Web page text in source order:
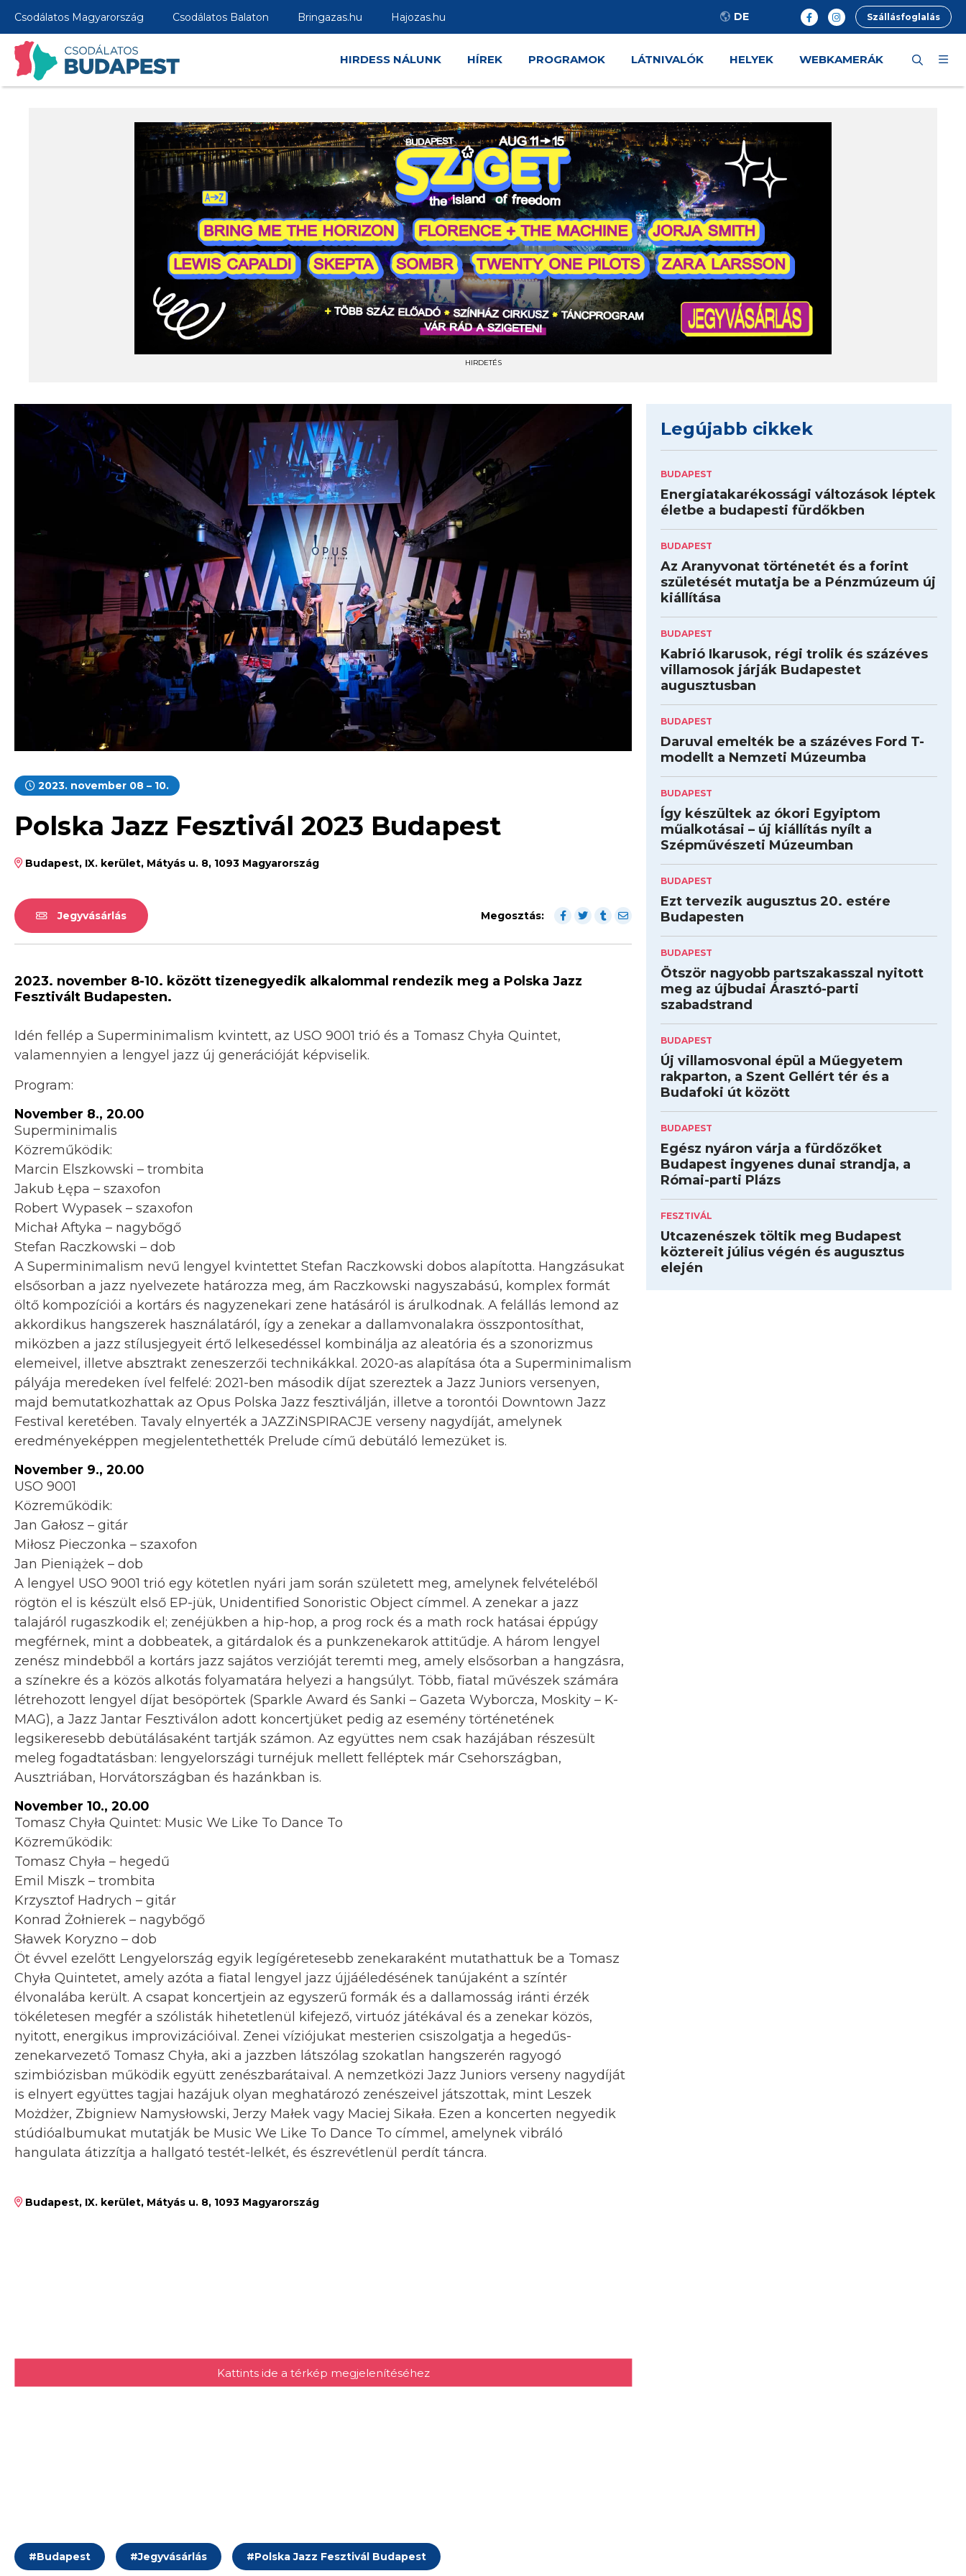
Csodálatos Magyarország Csodálatos Balaton Bringazas.hu Hajozas.hu DE Szállásfoglalás
HIRDESS NÁLUNK HÍREK PROGRAMOK LÁTNIVALÓK HELYEK WEBKAMERÁK
HIRDETÉS
2023. november 08 – 10.
Polska Jazz Fesztivál 2023 Budapest
Budapest, IX. kerület, Mátyás u. 8, 1093 Magyarország
Jegyvásárlás Megosztás:
2023. november 8-10. között tizenegyedik alkalommal rendezik meg a Polska Jazz
Fesztivált Budapesten.
Idén fellép a Superminimalism kvintett, az USO 9001 trió és a Tomasz Chyła Quintet,
valamennyien a lengyel jazz új generációját képviselik.
Program:
November 8., 20.00
Superminimalis
Közreműködik:
Marcin Elszkowski – trombita
Jakub Łępa – szaxofon
Robert Wypasek – szaxofon
Michał Aftyka – nagybőgő
Stefan Raczkowski – dob
A Superminimalism nevű lengyel kvintettet Stefan Raczkowski dobos alapította. Hangzásukat
elsősorban a jazz nyelvezete határozza meg, ám Raczkowski nagyszabású, komplex formát
öltő kompozíciói a kortárs és nagyzenekari zene hatásáról is árulkodnak. A felállás lemond az
akkordikus hangszerek használatáról, így a zenekar a dallamvonalakra összpontosíthat,
miközben a jazz stílusjegyeit értő lelkesedéssel kombinálja az aleatória és a szonorizmus
elemeivel, illetve absztrakt zeneszerzői technikákkal. 2020-as alapítása óta a Superminimalism
pályája meredeken ível felfelé: 2021-ben második díjat szereztek a Jazz Juniors versenyen,
majd bemutatkozhattak az Opus Polska Jazz fesztiválján, illetve a torontói Downtown Jazz
Festival keretében. Tavaly elnyerték a JAZZiNSPIRACJE verseny nagydíját, amelynek
eredményeképpen megjelentethették Prelude című debütáló lemezüket is.
November 9., 20.00
USO 9001
Közreműködik:
Jan Gałosz – gitár
Miłosz Pieczonka – szaxofon
Jan Pieniążek – dob
A lengyel USO 9001 trió egy kötetlen nyári jam során született meg, amelynek felvételéből
rögtön el is készült első EP-jük, Unidentified Sonoristic Object címmel. A zenekar a jazz
talajáról rugaszkodik el; zenéjükben a hip-hop, a prog rock és a math rock hatásai éppúgy
megférnek, mint a dobbeatek, a gitárdalok és a punkzenekarok attitűdje. A három lengyel
zenész mindebből a kortárs jazz sajátos verzióját teremti meg, amely elsősorban a hangzásra,
a színekre és a közös alkotás folyamatára helyezi a hangsúlyt. Több, fiatal művészek számára
létrehozott lengyel díjat besöpörtek (Sparkle Award és Sanki – Gazeta Wyborcza, Moskity – K-
MAG), a Jazz Jantar Fesztiválon adott koncertjüket pedig az esemény történetének
legsikeresebb debütálásaként tartják számon. Az együttes nem csak hazájában részesült
meleg fogadtatásban: lengyelországi turnéjuk mellett felléptek már Csehországban,
Ausztriában, Horvátországban és hazánkban is.
November 10., 20.00
Tomasz Chyła Quintet: Music We Like To Dance To
Közreműködik:
Tomasz Chyła – hegedű
Emil Miszk – trombita
Krzysztof Hadrych – gitár
Konrad Żołnierek – nagybőgő
Sławek Koryzno – dob
Öt évvel ezelőtt Lengyelország egyik legígéretesebb zenekaraként mutathattuk be a Tomasz
Chyła Quintetet, amely azóta a fiatal lengyel jazz újjáéledésének tanújaként a színtér
élvonalába került. A csapat koncertjein az egyszerű formák és a dallamosság iránti érzék
tökéletesen megfér a szólisták hihetetlenül kifejező, virtuóz játékával és a zenekar közös,
nyitott, energikus improvizációival. Zenei víziójukat mesterien csiszolgatja a hegedűs-
zenekarvezető Tomasz Chyła, aki a jazzben látszólag szokatlan hangszerén ragyogó
szimbiózisban működik együtt zenészbarátaival. A nemzetközi Jazz Juniors verseny nagydíját
is elnyert együttes tagjai hazájuk olyan meghatározó zenészeivel játszottak, mint Leszek
Możdżer, Zbigniew Namysłowski, Jerzy Małek vagy Maciej Sikała. Ezen a koncerten negyedik
stúdióalbumukat mutatják be Music We Like To Dance To címmel, amelynek vibráló
hangulata átizzítja a hallgató testét-lelkét, és észrevétlenül perdít táncra.
Budapest, IX. kerület, Mátyás u. 8, 1093 Magyarország
Kattints ide a térkép megjelenítéséhez
#Budapest #Jegyvásárlás #Polska Jazz Fesztivál Budapest
Legújabb cikkek
BUDAPEST
Energiatakarékossági változások léptek
életbe a budapesti fürdőkben
BUDAPEST
Az Aranyvonat történetét és a forint
születését mutatja be a Pénzmúzeum új
kiállítása
BUDAPEST
Kabrió Ikarusok, régi trolik és százéves
villamosok járják Budapestet
augusztusban
BUDAPEST
Daruval emelték be a százéves Ford T-
modellt a Nemzeti Múzeumba
BUDAPEST
Így készültek az ókori Egyiptom
műalkotásai – új kiállítás nyílt a
Szépművészeti Múzeumban
BUDAPEST
Ezt tervezik augusztus 20. estére
Budapesten
BUDAPEST
Ötször nagyobb partszakasszal nyitott
meg az újbudai Árasztó-parti
szabadstrand
BUDAPEST
Új villamosvonal épül a Műegyetem
rakparton, a Szent Gellért tér és a
Budafoki út között
BUDAPEST
Egész nyáron várja a fürdőzőket
Budapest ingyenes dunai strandja, a
Római-parti Plázs
FESZTIVÁL
Utcazenészek töltik meg Budapest
köztereit július végén és augusztus
elején